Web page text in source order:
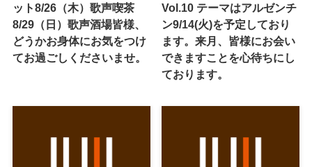
ット8/26（木）歌声喫茶
8/29（日）歌声酒場皆様、
どうかお身体にお気をつけ
てお過ごしくださいませ。
Vol.10 テーマはアルゼンチ
ン9/14(火)を予定しており
ます。来月、皆様にお会い
できますことを心待ちにし
ております。